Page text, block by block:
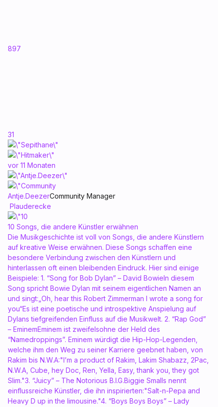
897
31
vor 11 Monaten
Antje.DeezerCommunity Manager
Plauderecke
10 Songs, die andere Künstler erwähnen
Die Musikgeschichte ist voll von Songs, die andere Künstlern
auf kreative Weise erwähnen. Diese Songs schaffen eine
besondere Verbindung zwischen den Künstlern und
hinterlassen oft einen bleibenden Eindruck. Hier sind einige
Beispiele: 1. “Song for Bob Dylan” – David BowieIn diesem
Song spricht Bowie Dylan mit seinem eigentlichen Namen an
und singt:„Oh, hear this Robert Zimmerman I wrote a song for
you“Es ist eine poetische und introspektive Anspielung auf
Dylans tiefgreifenden Einfluss auf die Musikwelt. 2. “Rap God”
– EminemEminem ist zweifelsohne der Held des
“Namedroppings”. Eminem würdigt die Hip-Hop-Legenden,
welche ihm den Weg zu seiner Karriere geebnet haben, von
Rakim bis N.W.A:"I’m a product of Rakim, Lakim Shabazz, 2Pac,
N.W.A, Cube, hey Doc, Ren, Yella, Easy, thank you, they got
Slim."3. “Juicy” – The Notorious B.I.G.Biggie Smalls nennt
einflussreiche Künstler, die ihn inspirierten:"Salt-n-Pepa and
Heavy D up in the limousine."4. “Boys Boys Boys” – Lady